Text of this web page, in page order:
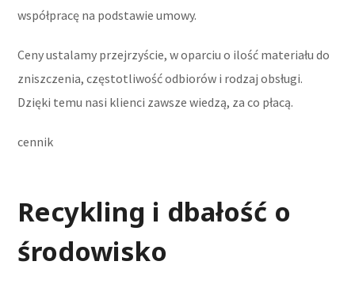
współpracę na podstawie umowy.
Ceny ustalamy przejrzyście, w oparciu o ilość materiału do
zniszczenia, częstotliwość odbiorów i rodzaj obsługi.
Dzięki temu nasi klienci zawsze wiedzą, za co płacą.
cennik
Recykling i dbałość o
środowisko